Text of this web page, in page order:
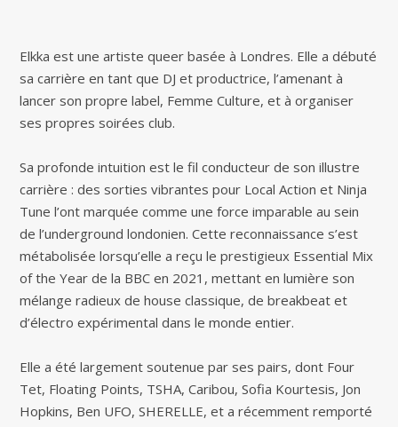
Elkka est une artiste queer basée à Londres. Elle a débuté
sa carrière en tant que DJ et productrice, l’amenant à
lancer son propre label, Femme Culture, et à organiser
ses propres soirées club.
Sa profonde intuition est le fil conducteur de son illustre
carrière : des sorties vibrantes pour Local Action et Ninja
Tune l’ont marquée comme une force imparable au sein
de l’underground londonien. Cette reconnaissance s’est
métabolisée lorsqu’elle a reçu le prestigieux Essential Mix
of the Year de la BBC en 2021, mettant en lumière son
mélange radieux de house classique, de breakbeat et
d’électro expérimental dans le monde entier.
Elle a été largement soutenue par ses pairs, dont Four
Tet, Floating Points, TSHA, Caribou, Sofia Kourtesis, Jon
Hopkins, Ben UFO, SHERELLE, et a récemment remporté